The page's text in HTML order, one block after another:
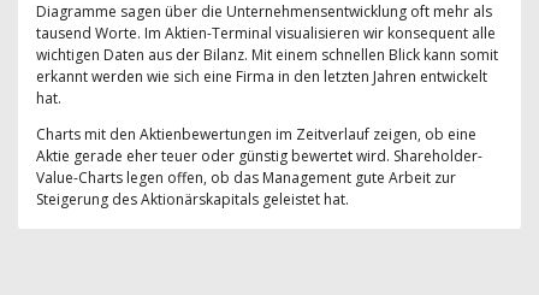
Diagramme sagen über die Unternehmensentwicklung oft mehr als
tausend Worte. Im Aktien-Terminal visualisieren wir konsequent alle
wichtigen Daten aus der Bilanz. Mit einem schnellen Blick kann somit
erkannt werden wie sich eine Firma in den letzten Jahren entwickelt
hat.
Charts mit den Aktienbewertungen im Zeitverlauf zeigen, ob eine
Aktie gerade eher teuer oder günstig bewertet wird. Shareholder-
Value-Charts legen offen, ob das Management gute Arbeit zur
Steigerung des Aktionärskapitals geleistet hat.